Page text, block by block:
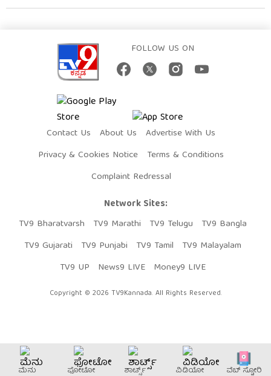
FOLLOW US ON
Contact Us About Us
Advertise With Us
Privacy & Cookies Notice
Terms & Conditions
Complaint Redressal
Network Sites:
TV9 Bharatvarsh
TV9 Marathi TV9 Telugu
TV9 Bangla
TV9 Gujarati
TV9 Punjabi TV9 Tamil
TV9 Malayalam
TV9 UP
News9 LIVE Money9 LIVE
Copyright © 2026 TV9Kannada. All Rights Reserved.
ಮೆನು ಫೋಟೋ ಶಾರ್ಟ್ಸ್ ವಿಡಿಯೋ ವೆಬ್​ ಸ್ಟೋರಿ